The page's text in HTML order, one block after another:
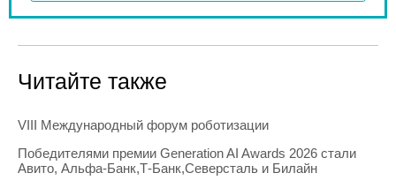
Читайте также
VIII Международный форум роботизации
Победителями премии Generation AI Awards 2026 стали
Авито, Альфа-Банк,Т-Банк,Северсталь и Билайн